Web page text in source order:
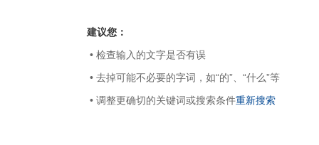
建议您：
• 检查输入的文字是否有误
• 去掉可能不必要的字词，如“的”、“什么”等
• 调整更确切的关键词或搜索条件重新搜索